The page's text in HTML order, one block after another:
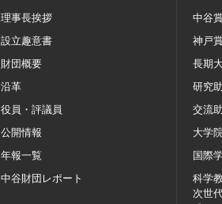
理事長挨拶
設立趣意書
財団概要
沿革
役員・評議員
公開情報
年報一覧
中谷財団レポート
中谷
神戸
長期
研究
交流
大学
国際
科学
次世